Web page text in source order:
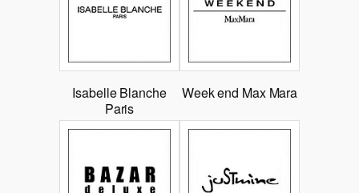
Isabelle Blanche
Paris
Week end Max Mara